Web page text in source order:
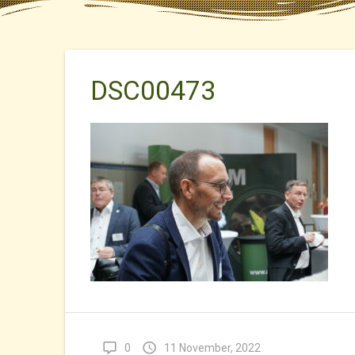
DSC00473
0 11 November, 2022